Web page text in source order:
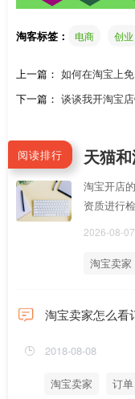
淘客标签： 电商 创业
上一篇： 如何在淘宝上
下一篇： 谈谈我开淘宝
阅读排行
淘宝开店
资质进行
2026-08-07
淘宝卖家
淘宝卖家怎么看
2018-08-08
淘宝卖家 订单